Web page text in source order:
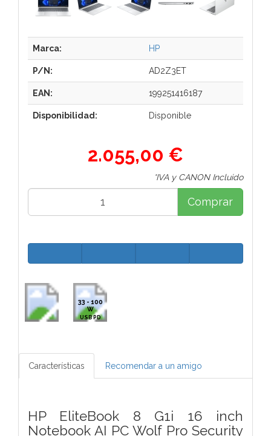
Marca: HP
P/N: AD2Z3ET
EAN: 199251416187
Disponibilidad: Disponible
2.055,00 €
*IVA y CANON Incluido
Comprar
33 - 100
W
USB PD
Características Recomendar a un amigo
HP EliteBook 8 G1i 16 inch
Notebook AI PC Wolf Pro Security